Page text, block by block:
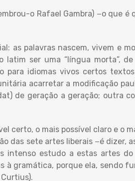
o Rafael Gambra) −o que é
as palavras nascem, vivem e
ser uma “língua morta”,
idiomas vivos certos
acarretar a modificação
de geração a geração; outra
certo, o mais possível claro e o
das sete artes liberais −é dizer,
intenso estudo a estas artes
à gramática, porque ela, sendo